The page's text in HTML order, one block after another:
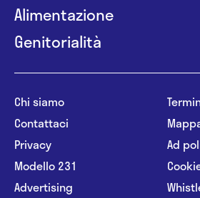
Alimentazione
Genitorialità
Chi siamo
Contattaci
Privacy
Modello 231
Advertising
Ad